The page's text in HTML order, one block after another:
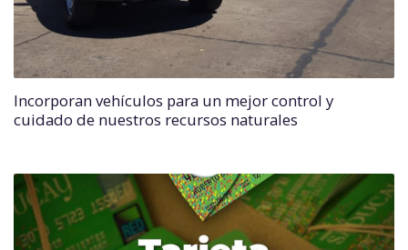
Incorporan vehículos para un mejor control y
cuidado de nuestros recursos naturales